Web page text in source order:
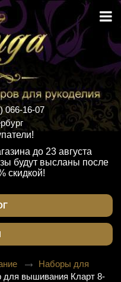
066-16-07
до 23 августа
будут высланы после
скидкой!
Наборы для
для вышивания Кларт 8-